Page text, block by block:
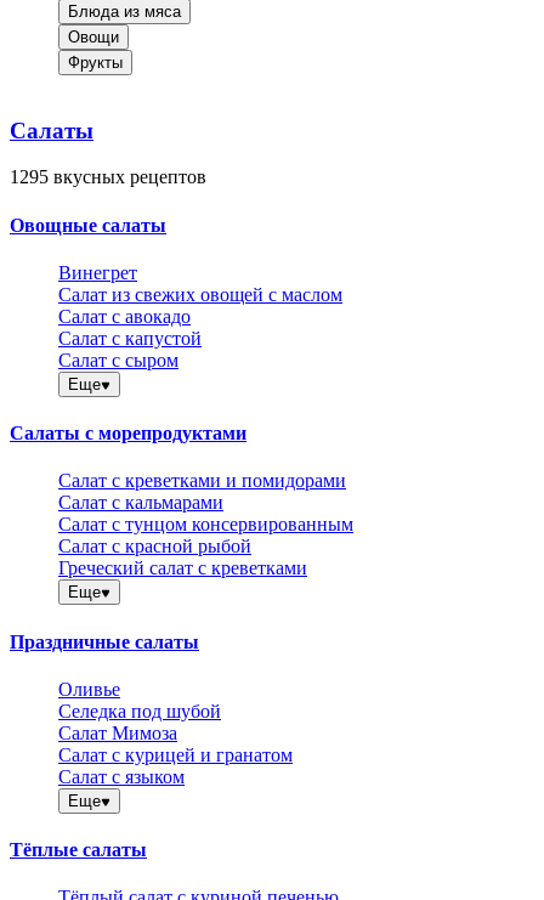
Блюда из мяса
Овощи
Фрукты
Салаты
1295 вкусных рецептов
Овощные салаты
Винегрет
Салат из свежих овощей с маслом
Салат с авокадо
Салат с капустой
Салат с сыром
Еще
Салаты с морепродуктами
Салат с креветками и помидорами
Салат с кальмарами
Салат с тунцом консервированным
Салат с красной рыбой
Греческий салат с креветками
Еще
Праздничные салаты
Оливье
Селедка под шубой
Салат Мимоза
Салат с курицей и гранатом
Салат с языком
Еще
Тёплые салаты